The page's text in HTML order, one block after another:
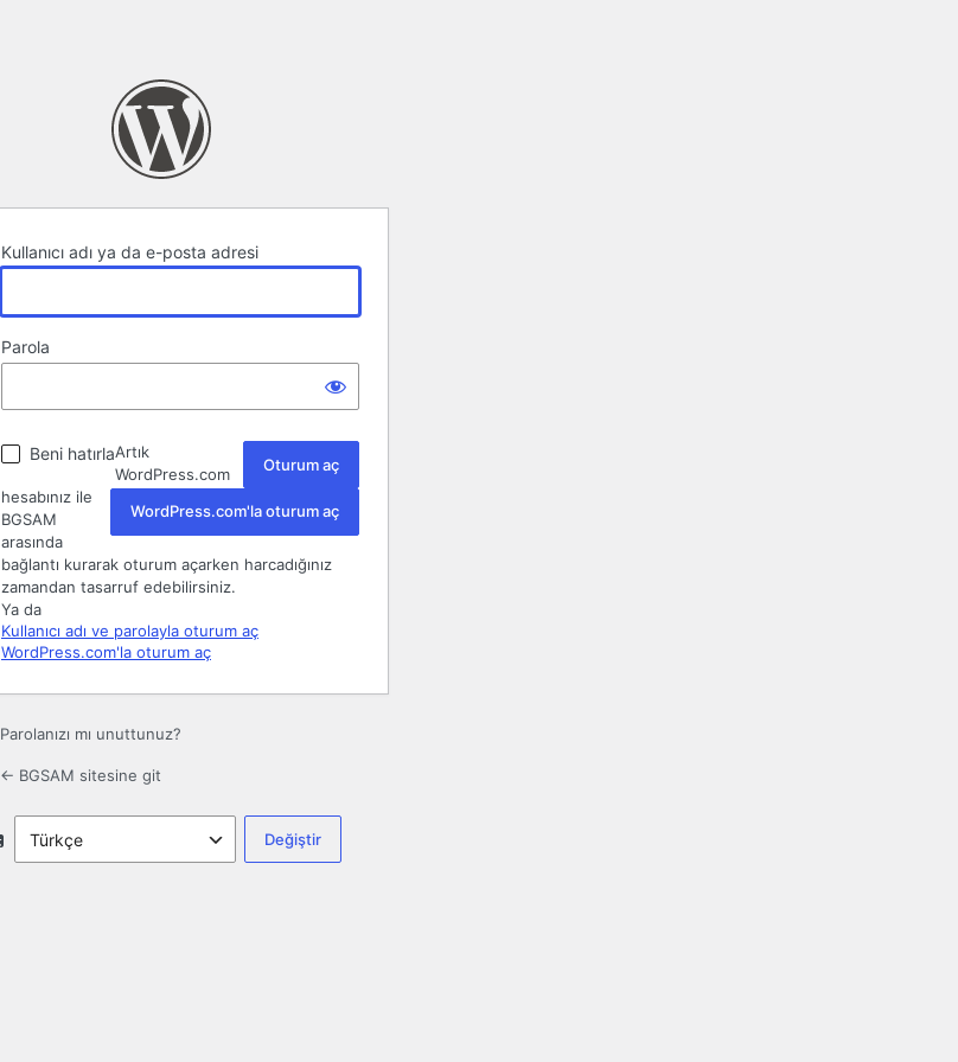
Kullanıcı adı ya da e-posta adresi
Parola
Beni hatırla
WordPress.com'la oturum aç
Artık
WordPress.com
hesabınız ile
BGSAM
arasında
bağlantı kurarak oturum açarken harcadığınız
zamandan tasarruf edebilirsiniz.
Ya da
Kullanıcı adı ve parolayla oturum aç
WordPress.com'la oturum aç
Parolanızı mı unuttunuz?
← BGSAM sitesine git